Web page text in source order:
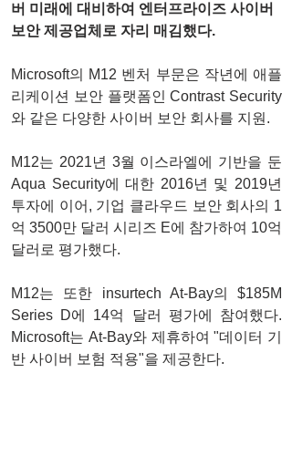
버 미래에 대비하여 엔터프라이즈 사이버
보안 제공업체로 자리 매김했다.
Microsoft의 M12 벤처 부문은 작년에 애플
리케이션 보안 플랫폼인 Contrast Security
와 같은 다양한 사이버 보안 회사를 지원.
M12는 2021년 3월 이스라엘에 기반을 둔
Aqua Security에 대한 2016년 및 2019년
투자에 이어, 기업 클라우드 보안 회사의 1
억 3500만 달러 시리즈 E에 참가하여 10억
달러로 평가했다.
M12는 또한 insurtech At-Bay의 $185M
Series D에 14억 달러 평가에 참여했다.
Microsoft는 At-Bay와 제휴하여 "데이터 기
반 사이버 보험 적용"을 제공한다.